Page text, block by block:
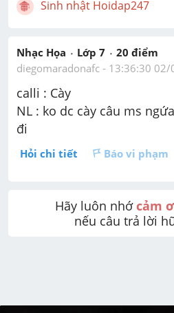
Sinh nhật Hoidap247
Nhạc Họa Lớp 7 20 điểm
diegomaradonafc - 13:36:30
calli : Cày
NL : ko dc cày câu ms
đi
Hỏi chi tiết Báo vi phạm
Hãy luôn nhớ cảm
nếu câu trả lời